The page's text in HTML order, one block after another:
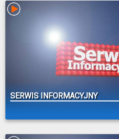
SERWIS INFORMACYJNY